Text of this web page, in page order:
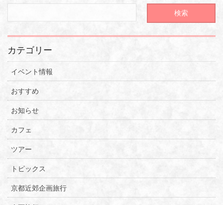
カテゴリー
イベント情報
おすすめ
お知らせ
カフェ
ツアー
トピックス
京都近郊企画旅行